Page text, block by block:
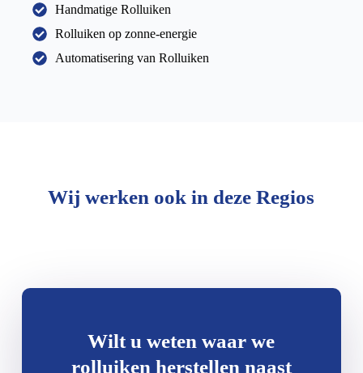
Handmatige Rolluiken
Rolluiken op zonne-energie
Automatisering van Rolluiken
Wij werken ook in deze Regios
Wilt u weten waar we
rolluiken herstellen naast